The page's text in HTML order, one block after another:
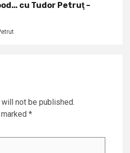
cu Tudor Petruţ –
not be published.
*